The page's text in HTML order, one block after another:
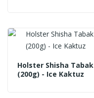
Holster Shisha Tabak
(200g) - Ice Kaktuz